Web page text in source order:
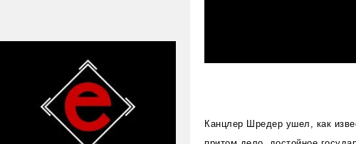
Канцлер Шредер ушел, как